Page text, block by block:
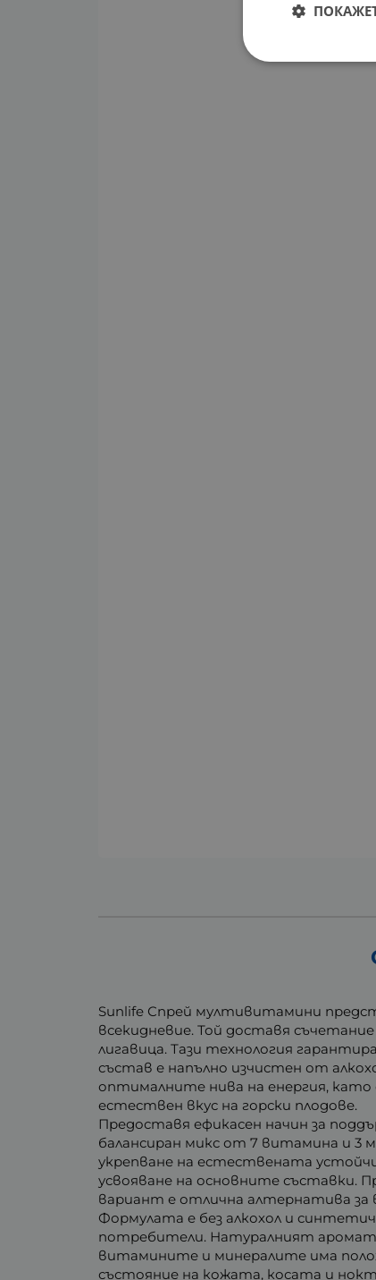
Sunlife Спрей мултивитамини
всекидневие. Той доставя
лигавица. Тази технология
състав е напълно изчистен от
оптималните нива на енергия,
естествен вкус на горски плодове.
Предоставя ефикасен начин за
балансиран микс от 7 витамина и 3
укрепване на естествената
усвояване на основните съставки.
вариант е отлична алтернатива за
Формулата е без алкохол и
потребители. Натуралният аромат
витамините и минералите има
състояние на кожата, косата и